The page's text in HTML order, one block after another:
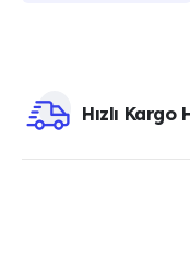
Hızlı Kargo